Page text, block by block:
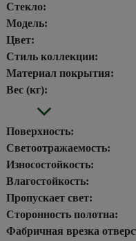
Стекло:
Модель:
Цвет:
Стиль коллекции:
Материал покрытия:
Вес (кг):
Поверхность:
Светоотражаемость:
Износостойкость:
Влагостойкость:
Пропускает свет:
Сторонность полотна:
Фабричная врезка